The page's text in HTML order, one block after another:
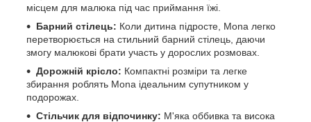
місцем для малюка під час приймання їжі.
Барний стілець: Коли дитина підросте, Mona легко
перетворюється на стильний барний стілець, даючи
змогу малюкові брати участь у дорослих розмовах.
Дорожній крісло: Компактні розміри та легке
збирання роблять Mona ідеальним супутником у
подорожах.
Стільчик для відпочинку: М'яка оббивка та висока